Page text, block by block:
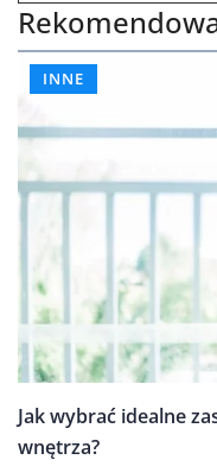
INNE
Jak wybrać idealne
wnętrza?